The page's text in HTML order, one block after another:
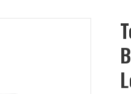
Теплообменник основной